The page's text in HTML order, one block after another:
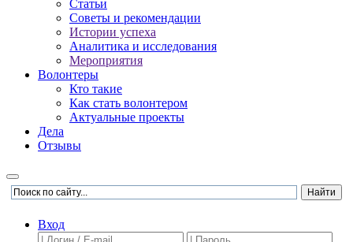
Статьи
Советы и рекомендации
Истории успеха
Аналитика и исследования
Мероприятия
Волонтеры
Кто такие
Как стать волонтером
Актуальные проекты
Дела
Отзывы
Вход